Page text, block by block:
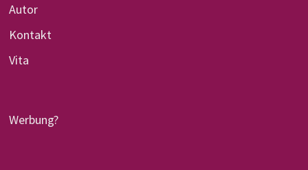
Autor
Kontakt
Vita
Werbung?